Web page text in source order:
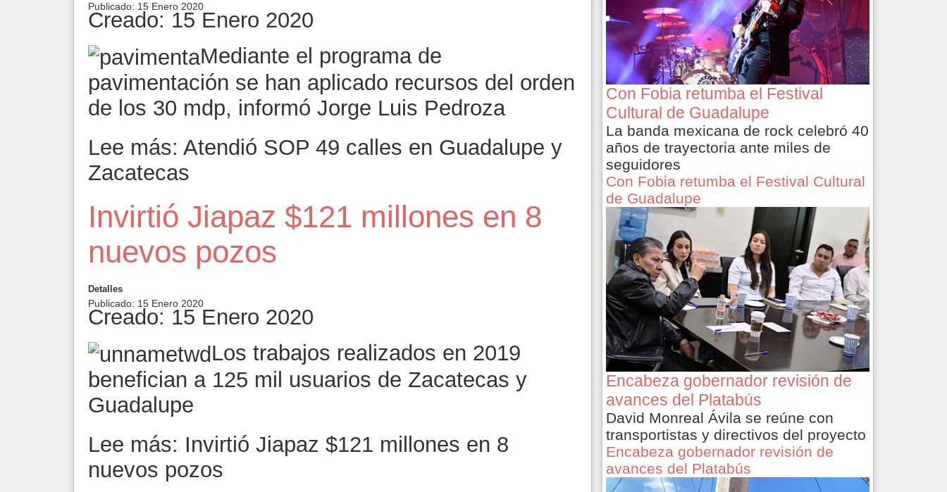
Publicado: 15 Enero 2020
Creado: 15 Enero 2020
Mediante el programa de
pavimentación se han aplicado recursos del orden
de los 30 mdp, informó Jorge Luis Pedroza
Lee más: Atendió SOP 49 calles en Guadalupe y
Zacatecas
Invirtió Jiapaz $121 millones en 8
nuevos pozos
Detalles
Publicado: 15 Enero 2020
Creado: 15 Enero 2020
Los trabajos realizados en 2019
benefician a 125 mil usuarios de Zacatecas y
Guadalupe
Lee más: Invirtió Jiapaz $121 millones en 8
nuevos pozos
Con Fobia retumba el Festival
Cultural de Guadalupe
La banda mexicana de rock celebró 40
años de trayectoria ante miles de
seguidores
Con Fobia retumba el Festival Cultural
de Guadalupe
Encabeza gobernador revisión de
avances del Platabús
David Monreal Ávila se reúne con
transportistas y directivos del proyecto
Encabeza gobernador revisión de
avances del Platabús